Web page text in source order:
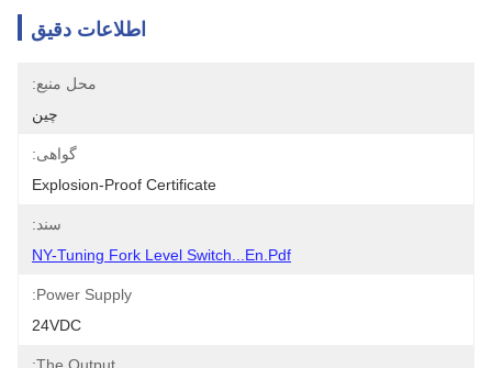
اطلاعات دقیق
محل منبع:
چین
گواهی:
Explosion-Proof Certificate
سند:
NY-Tuning Fork Level Switch...En.pdf
Power Supply:
24VDC